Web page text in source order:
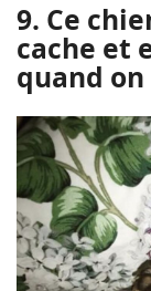
9. Ce
cache et
quand